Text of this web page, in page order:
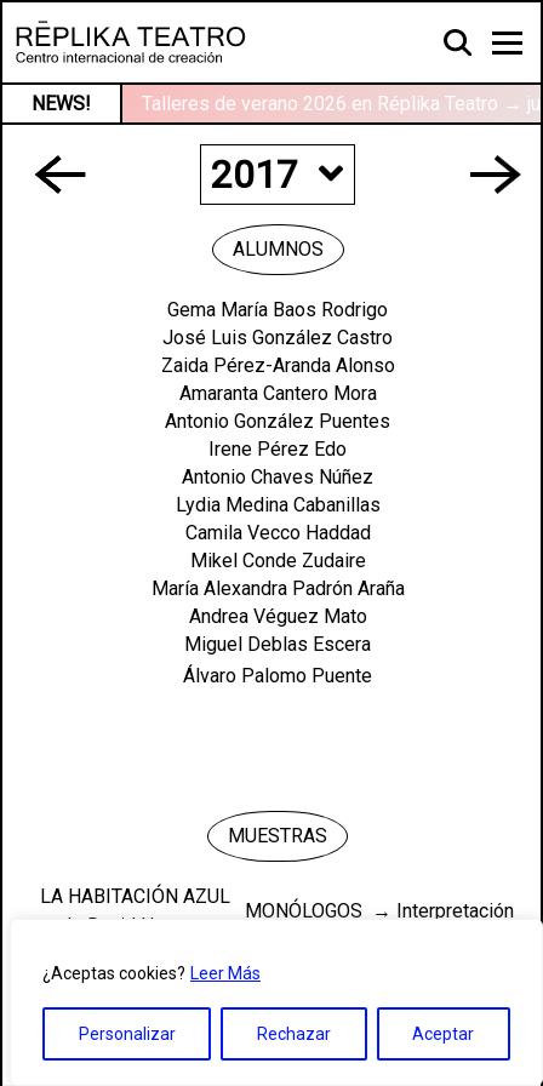
¿Aceptas cookies? Leer Más
Personalizar Rechazar Aceptar
NEWS! Talleres de verano 2026 en Réplika Teatro →
2017
2024
2023
2022
2021
2020
2019
2018
2017
2014
2013
2011
2010
ALUMNOS
Gema María Baos Rodrigo
José Luis González Castro
Zaida Pérez-Aranda Alonso
Amaranta Cantero Mora
Antonio González Puentes
Irene Pérez Edo
Antonio Chaves Núñez
Lydia Medina Cabanillas
Camila Vecco Haddad
Mikel Conde Zudaire
María Alexandra Padrón Araña
Andrea Véguez Mato
Miguel Deblas Escera
Álvaro Palomo Puente
MUESTRAS
LA HABITACIÓN AZUL
de David Hare →
MONÓLOGOS → Interpretación
EL ZOO DE CRISTAL
de Tennessee
Williams → Prácticas
ESCENAS → Acrobacia escénica